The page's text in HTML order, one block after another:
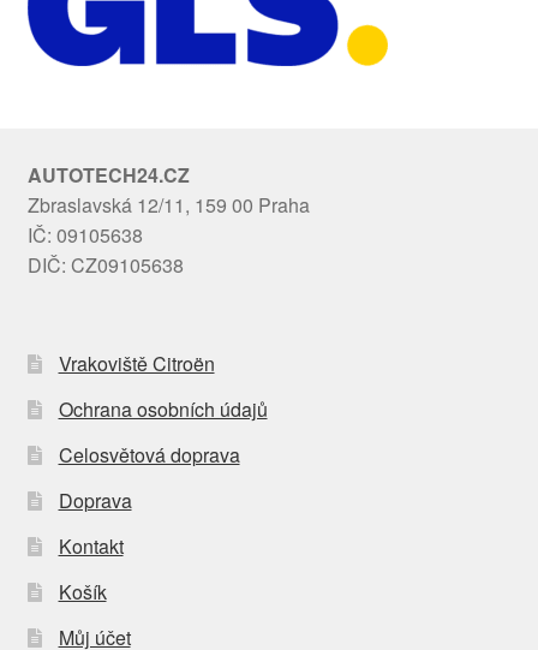
AUTOTECH24.CZ
Zbraslavská 12/11, 159 00 Praha
IČ: 09105638
DIČ: CZ09105638
Vrakoviště Citroën
Ochrana osobních údajů
Celosvětová doprava
Doprava
Kontakt
Košík
Můj účet